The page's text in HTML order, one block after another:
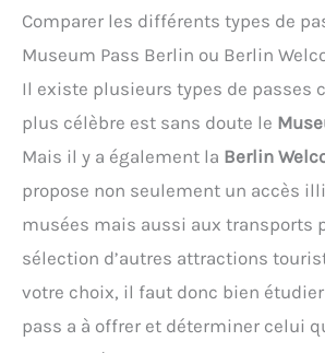
Comparer les différents types de
Museum Pass Berlin ou Berlin
Il existe plusieurs types de passes
plus célèbre est sans doute le
Mais il y a également la Berlin
propose non seulement un accès
musées mais aussi aux transports
sélection d’autres attractions
votre choix, il faut donc bien
pass a à offrer et déterminer celui